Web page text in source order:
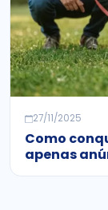
27/11/2025
Como
apenas